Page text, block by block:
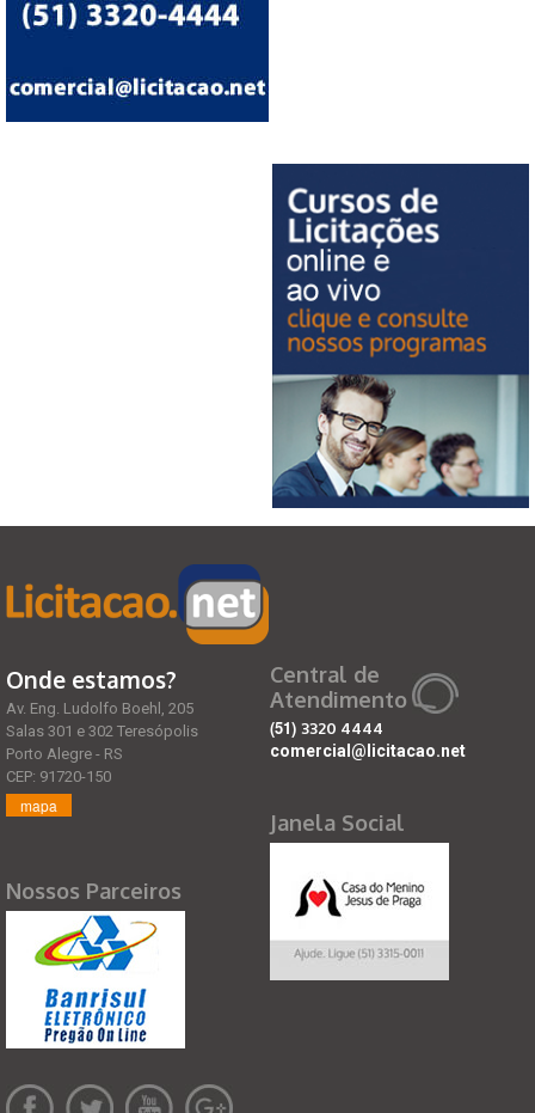
Onde estamos?
Av. Eng. Ludolfo Boehl, 205
Salas 301 e 302 Teresópolis
Porto Alegre - RS
CEP: 91720-150
mapa
Nossos Parceiros
Central de
Atendimento
(51) 3320 4444
comercial@licitacao.net
Janela Social